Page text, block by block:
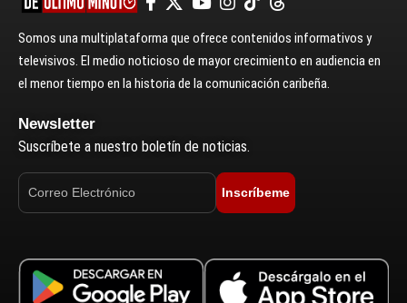
Somos una multiplataforma que ofrece contenidos informativos y
televisivos. El medio noticioso de mayor crecimiento en audiencia en
el menor tiempo en la historia de la comunicación caribeña.
Newsletter
Suscríbete a nuestro boletín de noticias.
Inscríbeme